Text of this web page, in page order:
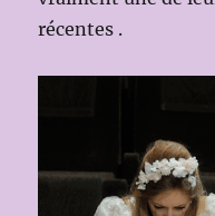
récentes .